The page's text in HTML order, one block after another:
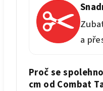
a
Proč se
cm od Combat